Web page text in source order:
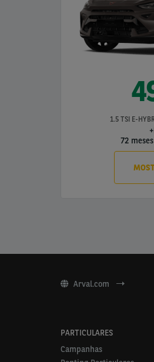
1.5 TSI E-
72 meses
Arval.com
PARTICULARES
Campanhas